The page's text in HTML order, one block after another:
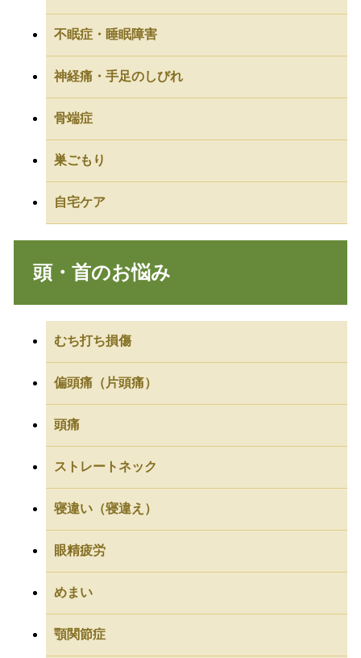
不眠症・睡眠障害
神経痛・手足のしびれ
骨端症
巣ごもり
自宅ケア
頭・首のお悩み
むち打ち損傷
偏頭痛（片頭痛）
頭痛
ストレートネック
寝違い（寝違え）
眼精疲労
めまい
顎関節症